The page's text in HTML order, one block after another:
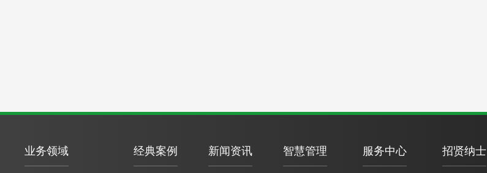
业务领域 经典案例 新闻资讯 智慧管理 服务中心 招贤纳士